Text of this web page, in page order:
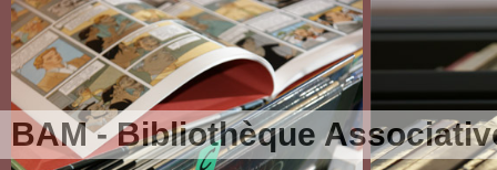
BAM - Bibliothèque